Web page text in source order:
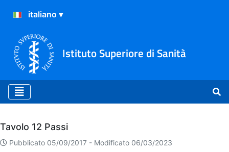
Istituto Superiore di Sanità
Archivio
Tavolo 12 Passi
Pubblicato 05/09/2017 - Modificato 06/03/2023